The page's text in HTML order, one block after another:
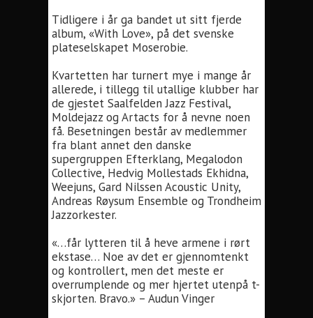
Tidligere i år ga bandet ut sitt fjerde
album, «With Love», på det svenske
plateselskapet Moserobie.
Kvartetten har turnert mye i mange år
allerede, i tillegg til utallige klubber har
de gjestet Saalfelden Jazz Festival,
Moldejazz og Artacts for å nevne noen
få. Besetningen består av medlemmer
fra blant annet den danske
supergruppen Efterklang, Megalodon
Collective, Hedvig Mollestads Ekhidna,
Weejuns, Gard Nilssen Acoustic Unity,
Andreas Røysum Ensemble og Trondheim
Jazzorkester.
​​«…får lytteren til å heve armene i rørt
ekstase… Noe av det er gjennomtenkt
og kontrollert, men det meste er
overrumplende og mer hjertet utenpå t-
skjorten. Bravo.» – Audun Vinger